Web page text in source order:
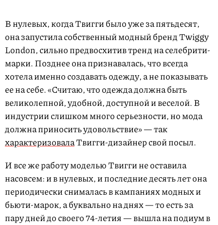
В нулевых, когда Твигги было уже за пятьдесят,
она запустила собственный модный бренд Twiggy
London, сильно предвосхитив тренд на селебрити-
марки. Позднее она признавалась, что всегда
хотела именно создавать одежду, а не показывать
ее на себе. «Считаю, что одежда должна быть
великолепной, удобной, доступной и веселой. В
индустрии слишком много серьезности, но мода
должна приносить удовольствие» — так
характеризовалаТвигги-дизайнер свой посыл.
И все же работу моделью Твигги не оставила
насовсем: и в нулевых, и последние десять лет она
периодически снималась в кампаниях модных и
бьюти-марок, а буквально на днях — то есть за
пару дней до своего 74-летия — вышла на подиум в